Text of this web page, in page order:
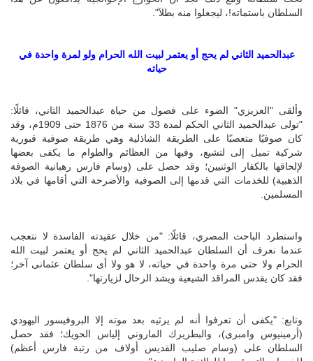
السلطان باستماته!، ليجعلوا منه بطلآ".
عبدالحميد الثاني لم يحج أو يعتمر لبيت الله الحرام ولو لمرة واحدة في
حياته
وألقى "العزيزي" الضوء على فصول من حياة عبدالحميد الثاني، قائلًا:
"تولى عبدالحميد الثاني الحكم لمدة 33 سنة من 1876 حتى 1909م، وقد
كان صوفيًا متعصبًا على الطريقة الشاذلية وهي طريقة صوفية قبورية
شركية تميل إلى لتشيع، وفيها من العظائم والطوام ما يكفى بعضها
لإلحاقها بالكفار الوثنيين؛ وقد حصل على (وسام فارس رهبانية الصوفة
الذهبية) للخدمات التي قدمها إلى الصوفية والأضرحة التي أقامها في بلاد
المسلمين
واستطرد الباحث المصري، قائلًا: "من خلال عقيدته الفاسدة لا نتعجب
عندما نعرف أن السلطان عبدالحميد الثاني لم يحج أو يعتمر لبيت الله
الحرام ولا حتى مرة واحدة في حياته، لا هو ولا أى سلطان عثمانى آخر؛
فقد كان يقدس المراقد الشيعية ويشد الرحال لزيارتها".
وتابع: "يكفى أن تعرفوا أنه لم يرثيه بعد موته إلا البروفيسور اليهودي
(أرمينيوس وامبرى)، والبطريرك الماروني إلياس الحويك؛ فقد حصل
السلطان على (وسام صليب القديس أولاف من رتبة فارس أعظم)